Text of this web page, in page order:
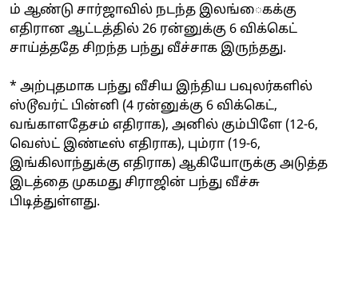
ம் ஆண்டு சார்ஜாவில் நடந்த இலங்ைகக்கு
எதிரான ஆட்டத்தில் 26 ரன்னுக்கு 6 விக்கெட்
சாய்த்ததே சிறந்த பந்து வீச்சாக இருந்தது.
* அற்புதமாக பந்து வீசிய இந்திய பவுலர்களில்
ஸ்டூவர்ட் பின்னி (4 ரன்னுக்கு 6 விக்கெட்,
வங்காளதேசம் எதிராக), அனில் கும்பிளே (12-6,
வெஸ்ட் இண்டீஸ் எதிராக), பும்ரா (19-6,
இங்கிலாந்துக்கு எதிராக) ஆகியோருக்கு அடுத்த
இடத்தை முகமது சிராஜின் பந்து வீச்சு
பிடித்துள்ளது.